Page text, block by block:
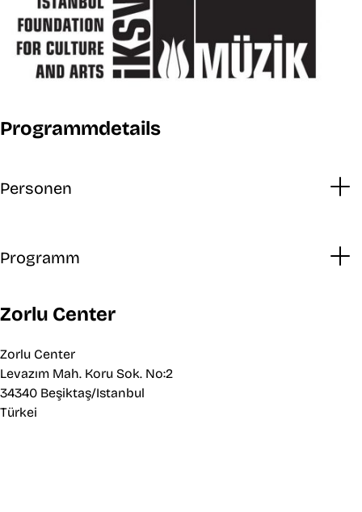
Programmdetails
Personen
Programm
Zorlu Center
Zorlu Center
Levazım Mah. Koru Sok. No:2
34340 Beşiktaş/Istanbul
Türkei